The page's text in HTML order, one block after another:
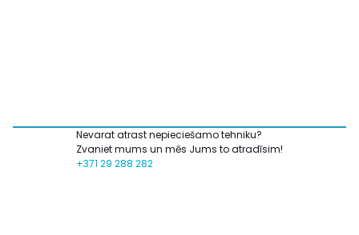
Nevarat atrast nepieciešamo tehniku?
Zvaniet mums un mēs Jums to atradīsim!
+371 29 288 282